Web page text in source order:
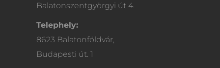
Balatonszentgyörgyi út 4.
Telephely:
8623 Balatonföldvár,
Budapesti út. 1